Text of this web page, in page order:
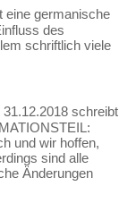
eine germanische
des
schriftlich viele
31.12.2018 schreibt
und wir hoffen,
sind alle
Änderungen